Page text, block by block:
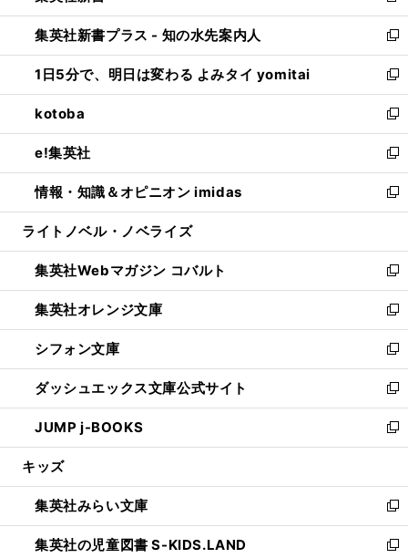
開
く
ン
ド
ウ
で
開
く
ウ
ィ
ン
ド
ウ
で
開
く
し
い
ウ
ィ
ン
ド
ウ
で
開
く
集英社新書プラス - 知の水先案内人
新
し
い
ウ
ィ
ン
ド
ウ
で
開
1日5分で、明日は変わる よみタイ yomitai
新
し
い
ウ
ィ
ン
ド
ウ
開
く
kotoba
新
し
い
ウ
ィ
ン
ウ
で
開
く
e!集英社
新
し
い
ウ
ン
ド
ウ
で
開
く
情報・知識＆オピニオン imidas
新
し
ウ
ィ
ン
ド
ウ
で
開
く
ライトノベル・ノベライズ
集英社Webマガジン コバルト
新
し
い
ウ
ィ
ン
ド
ウ
で
開
集英社オレンジ文庫
新
し
い
ウ
ィ
ン
ド
ウ
開
く
シフォン文庫
新
し
い
ウ
ィ
ン
ウ
で
開
く
ダッシュエックス文庫公式サイト
新
し
い
ウ
ン
ド
ウ
で
JUMP j-BOOKS
新
し
ウ
ィ
ン
ド
キッズ
集英社みらい文庫
新
し
い
集英社の児童図書 S-KIDS.LAND
新